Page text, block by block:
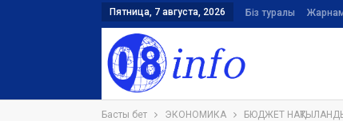
Пятница, 7 августа, 2026 Біз туралы
Басты бет ЭКОНОМИКА БЮДЖЕТ